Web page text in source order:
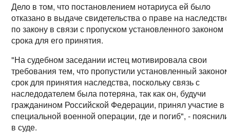
Дело в том, что постановлением нотариуса ей было
отказано в выдаче свидетельства о праве на наследство
по закону в связи с пропуском установленного законом
срока для его принятия.
"На судебном заседании истец мотивировала свои
требования тем, что пропустили установленный законом
срок для принятия наследства, поскольку связь с
наследодателем была потеряна, так как он, будучи
гражданином Российской Федерации, принял участие в
специальной военной операции, где и погиб", - пояснили
в суде.